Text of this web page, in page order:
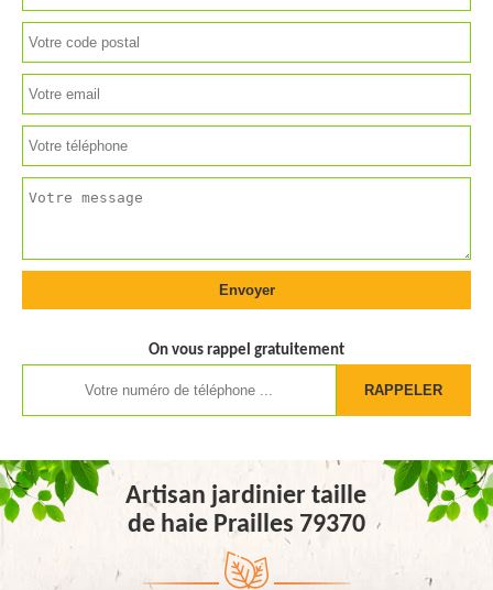
On vous rappel gratuitement
Artisan jardinier taille
de haie Prailles 79370